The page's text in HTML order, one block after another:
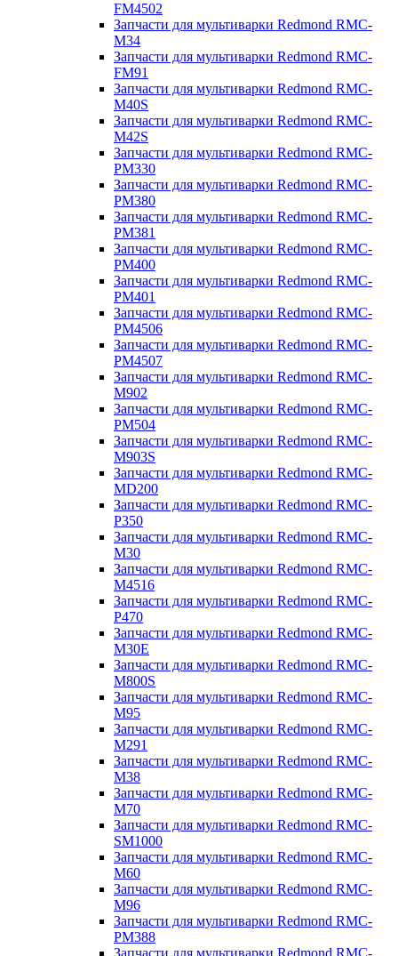
FM4502
Запчасти для мультиварки Redmond RMC-
M34
Запчасти для мультиварки Redmond RMC-
FM91
Запчасти для мультиварки Redmond RMC-
M40S
Запчасти для мультиварки Redmond RMC-
M42S
Запчасти для мультиварки Redmond RMC-
PM330
Запчасти для мультиварки Redmond RMC-
PM380
Запчасти для мультиварки Redmond RMC-
PM381
Запчасти для мультиварки Redmond RMC-
PM400
Запчасти для мультиварки Redmond RMC-
PM401
Запчасти для мультиварки Redmond RMC-
PM4506
Запчасти для мультиварки Redmond RMC-
PM4507
Запчасти для мультиварки Redmond RMC-
M902
Запчасти для мультиварки Redmond RMC-
PM504
Запчасти для мультиварки Redmond RMC-
M903S
Запчасти для мультиварки Redmond RMC-
MD200
Запчасти для мультиварки Redmond RMC-
P350
Запчасти для мультиварки Redmond RMC-
M30
Запчасти для мультиварки Redmond RMC-
M4516
Запчасти для мультиварки Redmond RMC-
P470
Запчасти для мультиварки Redmond RMC-
M30E
Запчасти для мультиварки Redmond RMC-
M800S
Запчасти для мультиварки Redmond RMC-
M95
Запчасти для мультиварки Redmond RMC-
M291
Запчасти для мультиварки Redmond RMC-
M38
Запчасти для мультиварки Redmond RMC-
M70
Запчасти для мультиварки Redmond RMC-
SM1000
Запчасти для мультиварки Redmond RMC-
M60
Запчасти для мультиварки Redmond RMC-
M96
Запчасти для мультиварки Redmond RMC-
PM388